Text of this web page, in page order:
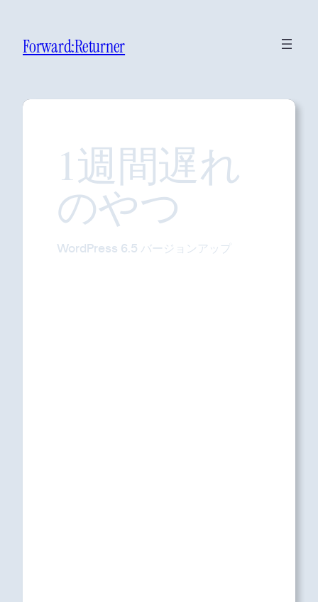
Forward:Returner
1週間遅れ
のやつ
WordPress 6.5 バージョンアップ